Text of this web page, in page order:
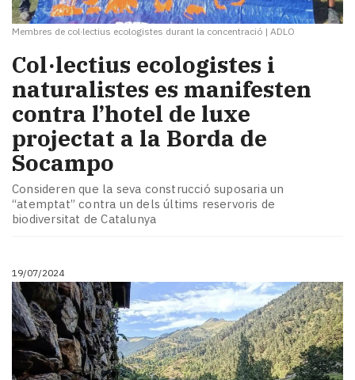
Membres de col·lectius ecologistes durant la concentració | ADLO
Col·lectius ecologistes i
naturalistes es manifesten
contra l’hotel de luxe
projectat a la Borda de
Socampo
Consideren que la seva construcció suposaria un
“atemptat” contra un dels últims reservoris de
biodiversitat de Catalunya
19/07/2024